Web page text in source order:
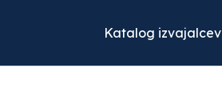
Katalog izvajalcev